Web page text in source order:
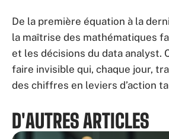
De la première équation à la
la maîtrise des mathématiques
et les décisions du data analyst.
faire invisible qui, chaque jour,
des chiffres en leviers d’action
D'AUTRES ARTICLES